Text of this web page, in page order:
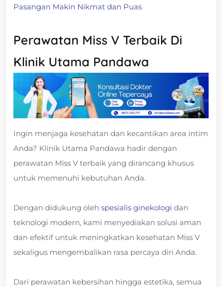
Pasangan Makin Nikmat dan Puas
Perawatan Miss V Terbaik Di
Klinik Utama Pandawa
Ingin menjaga kesehatan dan kecantikan area intim
Anda? Klinik Utama Pandawa hadir dengan
perawatan Miss V terbaik yang dirancang khusus
untuk memenuhi kebutuhan Anda.
Dengan didukung oleh spesialis ginekologi dan
teknologi modern, kami menyediakan solusi aman
dan efektif untuk meningkatkan kesehatan Miss V
sekaligus mengembalikan rasa percaya diri Anda.
Dari perawatan kebersihan hingga estetika, semua